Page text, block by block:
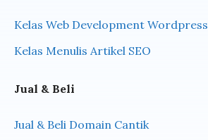
Kelas Web Development Wordpress
Kelas Menulis Artikel SEO
Jual & Beli
Jual & Beli Domain Cantik